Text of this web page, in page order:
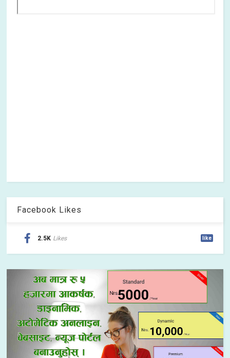
Facebook Likes
2.5K Likes like